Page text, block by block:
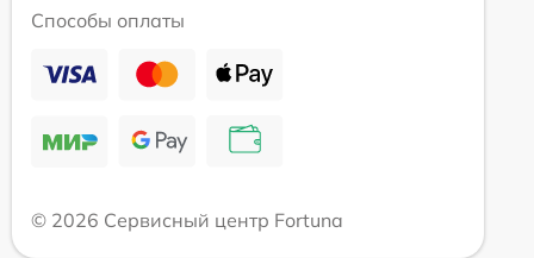
Способы оплаты
© 2026 Сервисный центр Fortuna